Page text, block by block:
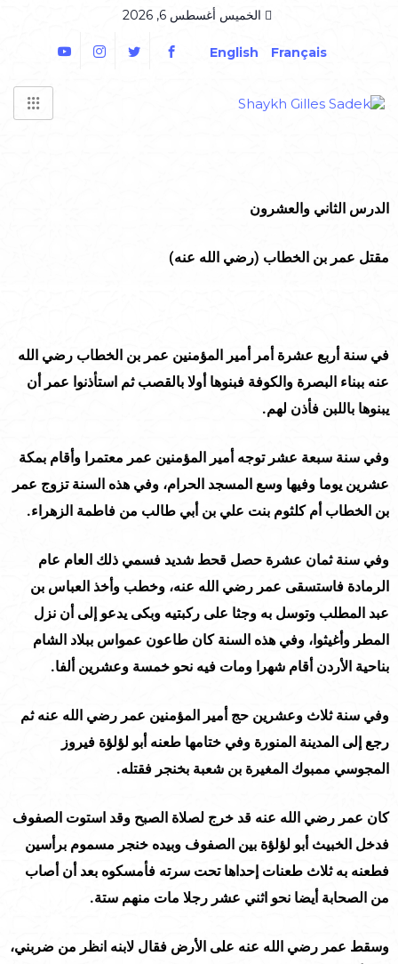
الخميس أغسطس 6, 2026
Français
English
الدرس الثاني والعشرون
مقتل عمر بن الخطاب (رضي الله عنه)
في سنة أربع عشرة أمر أمير المؤمنين عمر بن الخطاب رضي الله
عنه ببناء البصرة والكوفة فبنوها أولا بالقصب ثم استأذنوا عمر أن
يبنوها باللبن فأذن لهم.
وفي سنة سبعة عشر توجه أمير المؤمنين عمر معتمرا وأقام بمكة
عشرين يوما وفيها وسع المسجد الحرام، وفي هذه السنة تزوج عمر
بن الخطاب أم كلثوم بنت علي بن أبي طالب من فاطمة الزهراء.
وفي سنة ثمان عشرة حصل قحط شديد فسمي ذلك العام عام
الرمادة فاستسقى عمر رضي الله عنه، وخطب وأخذ العباس بن
عبد المطلب وتوسل به وجثا على ركبتيه وبكى يدعو إلى أن نزل
المطر وأغيثوا، وفي هذه السنة كان طاعون عمواس ببلاد الشام
بناحية الأردن أقام شهرا ومات فيه نحو خمسة وعشرين ألفا.
وفي سنة ثلاث وعشرين حج أمير المؤمنين عمر رضي الله عنه ثم
رجع إلى المدينة المنورة وفي ختامها طعنه أبو لؤلؤة فيروز
المجوسي ممبوك المغيرة بن شعبة بخنجر فقتله.
كان عمر رضي الله عنه قد خرج لصلاة الصبح وقد استوت الصفوف
فدخل الخبيث أبو لؤلؤة بين الصفوف وبيده خنجر مسموم برأسين
فطعنه به ثلاث طعنات إحداها تحت سرته فأمسكوه بعد أن أصاب
من الصحابة أيضا نحو اثني عشر رجلا مات منهم ستة.
وسقط عمر رضي الله عنه على الأرض فقال لابنه انظر من ضربني،